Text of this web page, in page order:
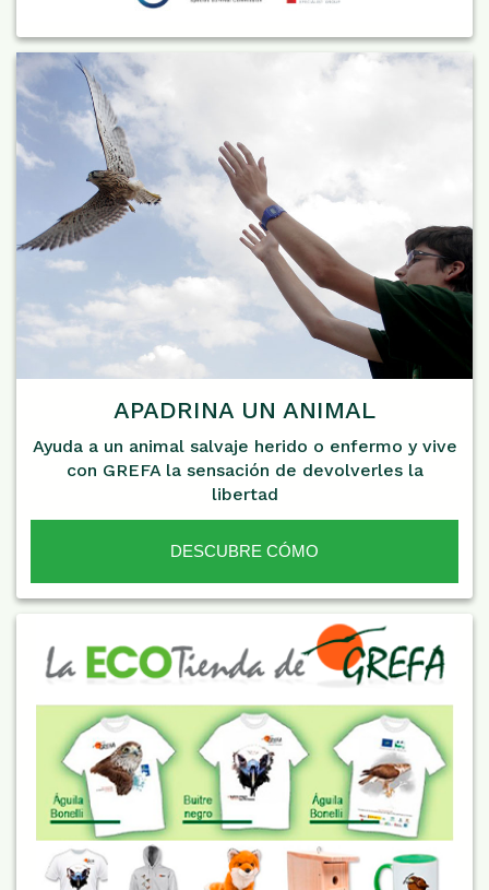
APADRINA UN ANIMAL
Ayuda a un animal salvaje herido o enfermo y vive
con GREFA la sensación de devolverles la
libertad
DESCUBRE CÓMO